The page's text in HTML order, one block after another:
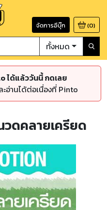
จัดการอีบุ๊ก (0)
ทั้งหมด
ได้แล้ววันนี้ กดเลย
อ่านได้ต่อเนื่องที่ Pinto
ดคลายเครียด